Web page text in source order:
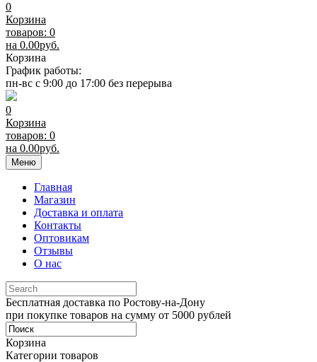
0
Корзина
товаров: 0
на 0.00руб.
Корзина
График работы:
пн-вс с 9:00 до 17:00 без перерыва
0
Корзина
товаров: 0
на 0.00руб.
Меню
Главная
Магазин
Доставка и оплата
Контакты
Оптовикам
Отзывы
О нас
Бесплатная доставка по Ростову-на-Дону
при покупке товаров на сумму от 5000 рублей
Корзина
Категории товаров